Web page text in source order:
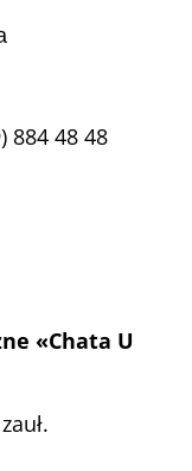
884 48 48
«Chata U